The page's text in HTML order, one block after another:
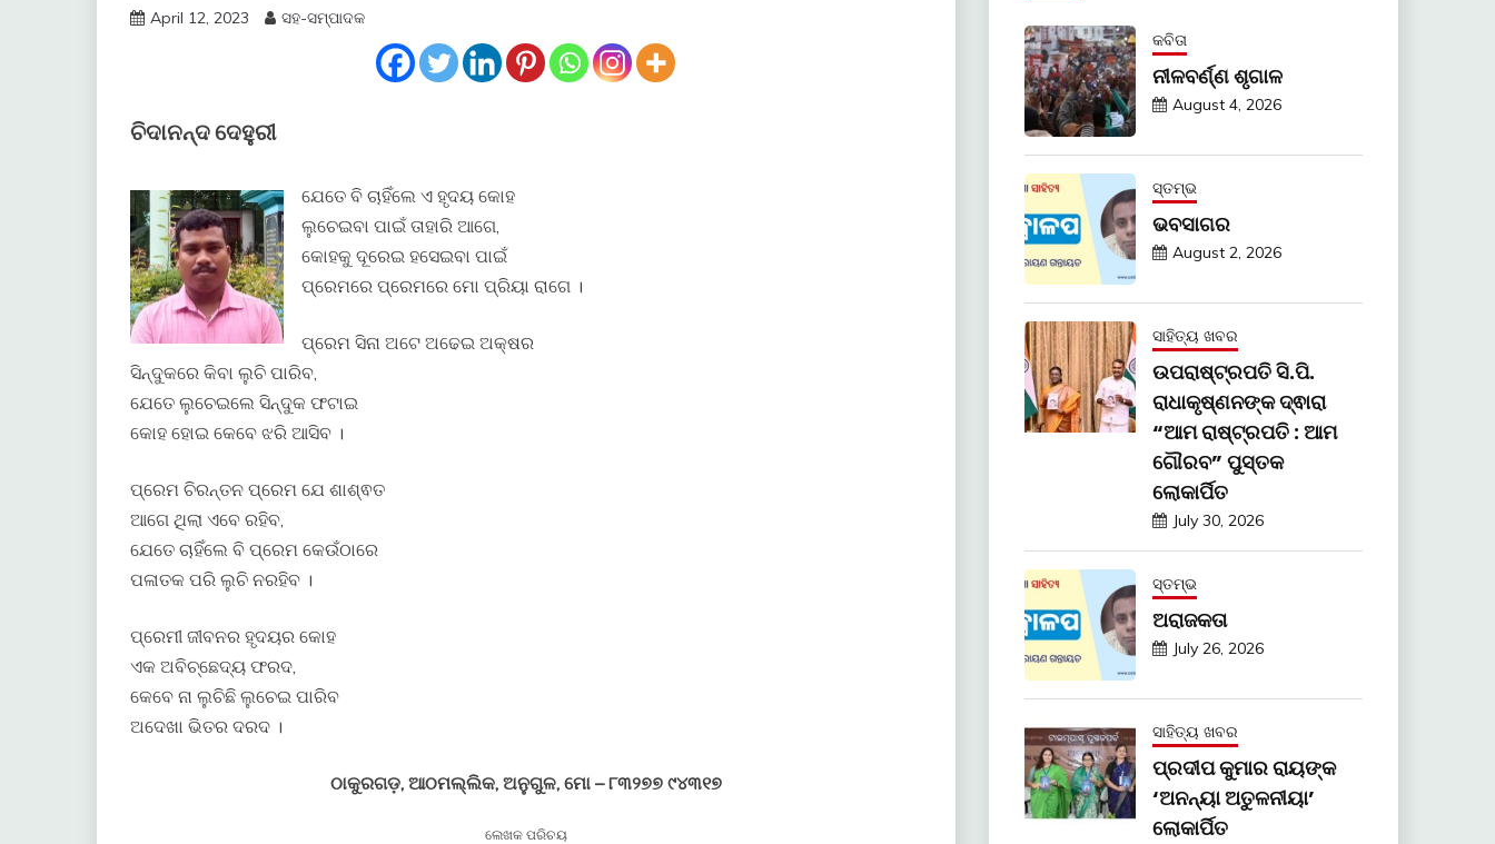
April 12, 2023 ସହ-ସମ୍ପାଦକ
ଚିଦାନନ୍ଦ ଦେହୁରୀ
ଯେତେ ବି ଚାହିଁଲେ ଏ ହୃଦୟ କୋହ
ଲୁଚେଇବା ପାଇଁ ତାହାରି ଆଗେ,
କୋହକୁ ଦୂରେଇ ହସେଇବା ପାଇଁ
ପ୍ରେମରେ ପ୍ରେମରେ ମୋ ପ୍ରିୟା ରାଗେ ।
ପ୍ରେମ ସିନା ଅଟେ ଅଢେଇ ଅକ୍ଷର
ସିନ୍ଦୁକରେ କିବା ଲୁଚି ପାରିବ,
ଯେତେ ଲୁଚେଇଲେ ସିନ୍ଦୁକ ଫଟାଇ
କୋହ ହୋଇ କେବେ ଝରି ଆସିବ ।
ପ୍ରେମ ଚିରନ୍ତନ ପ୍ରେମ ଯେ ଶାଶ୍ଵତ
ଆଗେ ଥିଲା ଏବେ ରହିବ,
ଯେତେ ଚାହିଁଲେ ବି ପ୍ରେମ କେଉଁଠାରେ
ପଳାତକ ପରି ଲୁଚି ନରହିବ ।
ପ୍ରେମୀ ଜୀବନର ହୃଦୟର କୋହ
ଏକ ଅବିଚ୍ଛେଦ୍ୟ ଫରଦ,
କେବେ ନା ଲୁଚିଛି ଲୁଚେଇ ପାରିବ
ଅଦେଖା ଭିତର ଦରଦ ।
ଠାକୁରଗଡ଼, ଆଠମଲ୍ଲିକ, ଅନୁଗୁଳ, ମୋ – ୮୩୨୭୭ ୯୪୩୧୭
ଲେଖକ ପରିଚୟ
କବିତା
ନୀଳବର୍ଣ୍ଣ ଶୃଗାଳ
August 4, 2026
ସ୍ତମ୍ଭ
ଭବସାଗର
August 2, 2026
ସାହିତ୍ୟ ଖବର
ଉପରାଷ୍ଟ୍ରପତି ସି.ପି.
ରାଧାକୃଷ୍ଣନଙ୍କ ଦ୍ଵାରା
“ଆମ ରାଷ୍ଟ୍ରପତି : ଆମ
ଗୌରବ” ପୁସ୍ତକ
ଲୋକାର୍ପିତ
July 30, 2026
ସ୍ତମ୍ଭ
ଅରାଜକତା
July 26, 2026
ସାହିତ୍ୟ ଖବର
ପ୍ରଦୀପ କୁମାର ରାୟଙ୍କ
‘ଅନନ୍ୟା ଅତୁଳନୀୟା’
ଲୋକାର୍ପିତ